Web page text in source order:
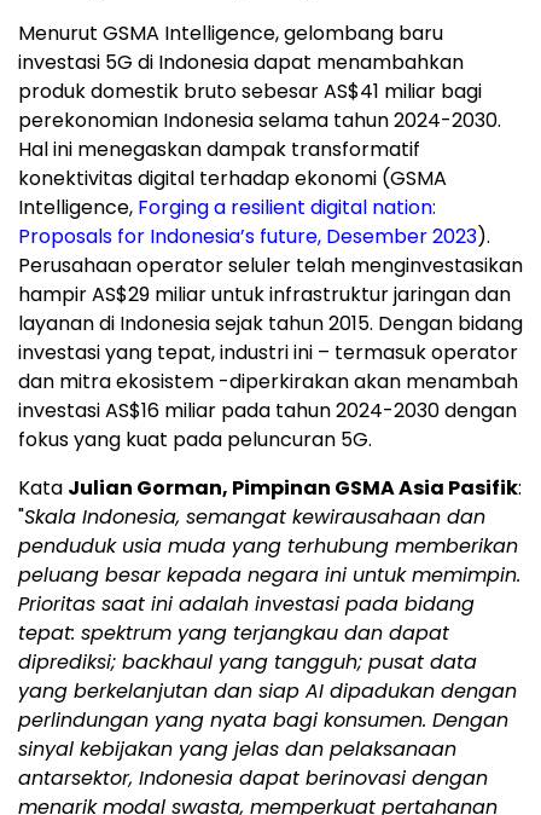
Menurut GSMA Intelligence, gelombang baru
investasi 5G di Indonesiadapat menambahkan
produk domestik bruto sebesar AS$41 miliar bagi
perekonomian Indonesiaselama tahun 2024-2030.
Hal ini menegaskan dampak transformatif
konektivitas digital terhadap ekonomi (GSMA
Intelligence, Forging a resilient digital nation:
Proposals for Indonesia’s future, Desember 2023).
Perusahaan operator seluler telah menginvestasikan
hampir AS$29 miliar untuk infrastruktur jaringan dan
layanan di Indonesiasejak tahun 2015. Dengan bidang
investasi yang tepat, industri ini – termasuk operator
dan mitra ekosistem -diperkirakan akan menambah
investasi AS$16 miliar pada tahun 2024-2030 dengan
fokus yang kuat pada peluncuran 5G.
Kata Julian Gorman, Pimpinan GSMA Asia Pasifik:
"Skala Indonesia, semangat kewirausahaan dan
penduduk usia muda yang terhubung memberikan
peluang besar kepada negara ini untuk memimpin.
Prioritas saat ini adalah investasi pada bidang
tepat: spektrum yang terjangkau dan dapat
diprediksi; backhaul yang tangguh; pusat data
yang berkelanjutan dan siap AI dipadukan dengan
perlindungan yang nyata bagi konsumen. Dengan
sinyal kebijakan yang jelas dan pelaksanaan
antarsektor, Indonesia dapat berinovasi dengan
menarik modal swasta, memperkuat pertahanan